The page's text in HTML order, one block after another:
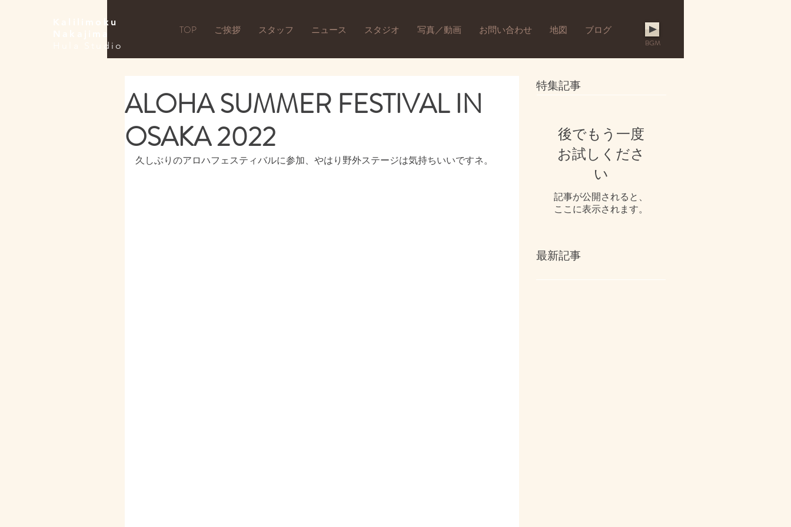
Kalilimoku
Hula Studio
TOP ご挨拶 スタッフ ニュース スタジオ 写真／動画 お問い合わせ 地図 ブログ
BGM
ALOHA SUMMER FESTIVAL IN
OSAKA 2022
久しぶりのアロハフェスティバルに参加、やはり野外ステージは気持ちいいですネ。
特集記事
後でもう一度
お試しくださ
い
記事が公開されると、
ここに表示されます。
最新記事